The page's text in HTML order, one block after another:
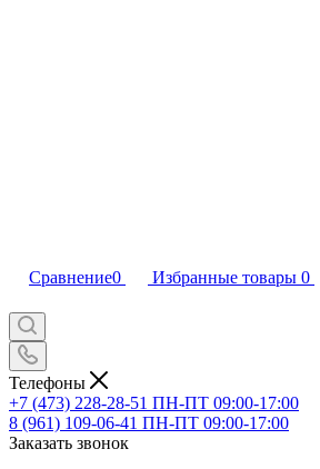
Сравнение0 Избранные товары 0
Телефоны
+7 (473) 228-28-51 ПН-ПТ 09:00-17:00
8 (961) 109-06-41 ПН-ПТ 09:00-17:00
Заказать звонок